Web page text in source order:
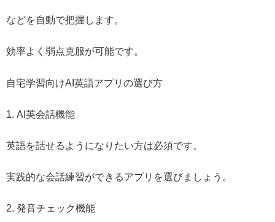
などを自動で把握します。
効率よく弱点克服が可能です。
自宅学習向けAI英語アプリの選び方
1. AI英会話機能
英語を話せるようになりたい方は必須です。
実践的な会話練習ができるアプリを選びましょう。
2. 発音チェック機能